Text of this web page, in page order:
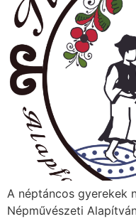
A néptáncos gyerekek
Népművészeti